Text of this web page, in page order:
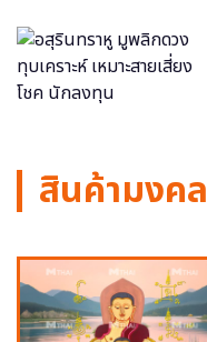
สินค้ามงคล